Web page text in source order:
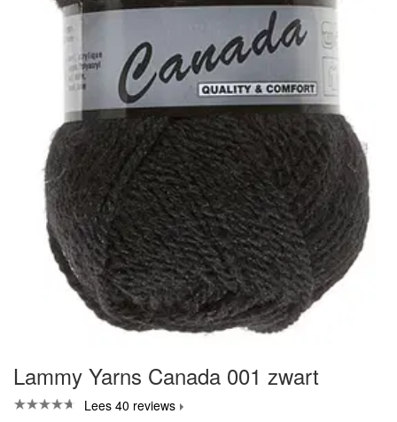
Lammy Yarns Canada 001 zwart
Lees 40 reviews